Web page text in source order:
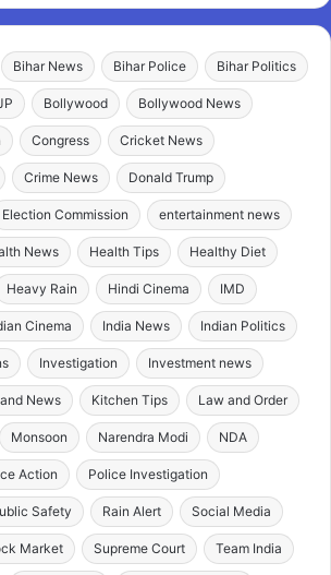
Bihar News Bihar Police Bihar Politics
Bollywood Bollywood News
Congress Cricket News
Crime News Donald Trump
Election Commission entertainment news
News Health Tips Healthy Diet
Heavy Rain Hindi Cinema IMD
Cinema India News Indian Politics
Investigation Investment news
News Kitchen Tips Law and Order
Monsoon Narendra Modi NDA
Action Police Investigation
Safety Rain Alert Social Media
Market Supreme Court Team India